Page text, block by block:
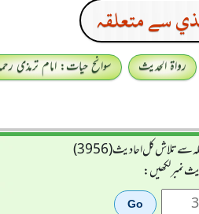
سے متعلقہ
رواۃ الحدیث
سوانح حیات: امام ترمذی
سے تلاش کل احادیث (3956)
نمبر لکھیں: